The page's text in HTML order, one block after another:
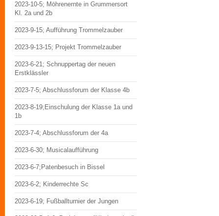
2023-10-5; Möhrenernte in Grummersort
Kl. 2a und 2b
2023-9-15; Aufführung Trommelzauber
2023-9-13-15; Projekt Trommelzauber
2023-6-21; Schnuppertag der neuen
Erstklässler
2023-7-5; Abschlussforum der Klasse 4b
2023-8-19;Einschulung der Klasse 1a und
1b
2023-7-4; Abschlussforum der 4a
2023-6-30; Musicalaufführung
2023-6-7;Patenbesuch in Bissel
2023-6-2; Kinderrechte Sc
2023-6-19; Fußballturnier der Jungen